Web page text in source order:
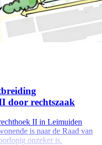
door rechtszaak
II in Leimuiden
is naar de Raad van
onzeker is.